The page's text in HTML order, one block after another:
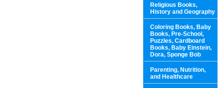
Religious Books,
History and Geography
Coloring Books, Baby
Books, Pre-School,
Puzzles, Cardboard
Books, Baby Einstein,
Dora, Sponge Bob
Parenting, Nutrition,
and Healthcare